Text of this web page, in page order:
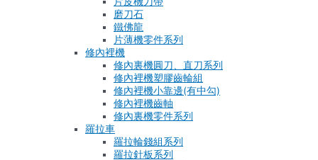
磨刀石
鐵佛龍
片薄機零件系列
修內裡機
修內裏機圓刀、直刀系列
修內裡機塑膠齒輪組
修內裡機小靠邊(有中勾)
修內裡機齒軸
修內裏機零件系列
羅拉車
羅拉輪錢組系列
羅拉針板系列